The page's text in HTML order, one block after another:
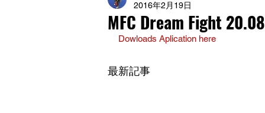
MFC Dream Fight
2016年2月19日
Dowloads Aplication here
最新記事